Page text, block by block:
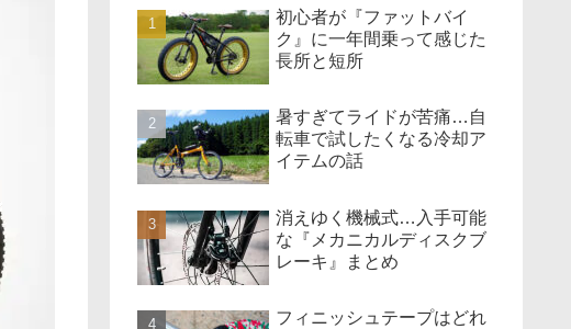
初心者が『ファットバイ
ク』に一年間乗って感じた
長所と短所
暑すぎてライドが苦痛…自
転車で試したくなる冷却ア
イテムの話
消えゆく機械式…入手可能
な『メカニカルディスクブ
レーキ』まとめ
フィニッシュテープはどれ